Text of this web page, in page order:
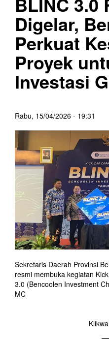
Digelar,
Perkuat
Proyek
Investasi
Rabu, 15/04/2026 - 19:31
Sekretaris Daerah Provinsi
resmi membuka kegiatan
3.0 (Bencoolen Investment
MC